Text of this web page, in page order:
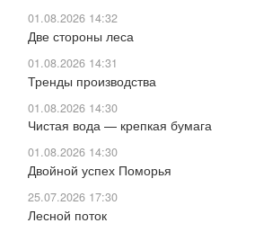
01.08.2026 14:32
Две стороны леса
01.08.2026 14:31
Тренды производства
01.08.2026 14:30
Чистая вода — крепкая бумага
01.08.2026 14:30
Двойной успех Поморья
25.07.2026 17:30
Лесной поток